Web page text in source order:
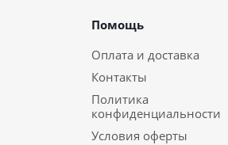
Помощь
Оплата и доставка
Контакты
Политика
конфиденциальности
Условия оферты